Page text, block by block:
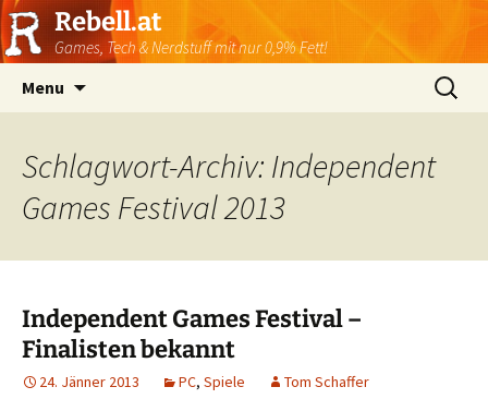
Rebell.at
Games, Tech & Nerdstuff mit nur 0,9% Fett!
Menu
Suchen
nach:
Schlagwort-Archiv: Independent
Games Festival 2013
Independent Games Festival –
Finalisten bekannt
24. Jänner 2013 PC, Spiele Tom Schaffer